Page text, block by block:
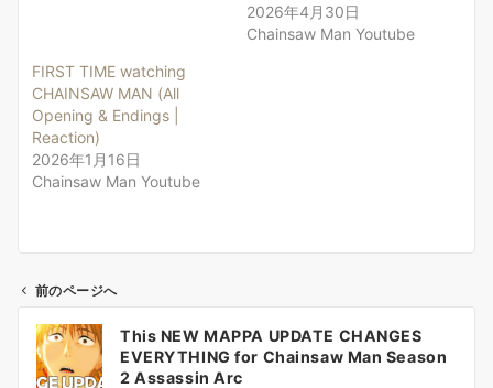
2026年4月30日
Chainsaw Man Youtube
FIRST TIME watching
CHAINSAW MAN (All
Opening & Endings |
Reaction)
2026年1月16日
Chainsaw Man Youtube
前のページへ
This NEW MAPPA UPDATE CHANGES
EVERYTHING for Chainsaw Man Season
2 Assassin Arc